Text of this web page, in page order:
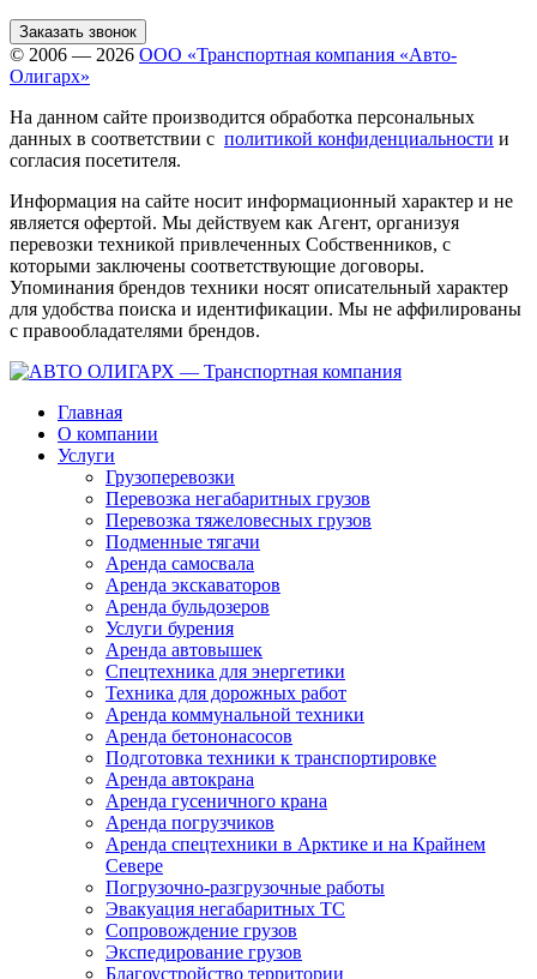
Заказать звонок
© 2006 — 2026 ООО «Транспортная компания «Авто-
Олигарх»
На данном сайте производится обработка персональных
данных в соответствии с политикой конфиденциальности и
согласия посетителя.
Информация на сайте носит информационный характер и не
является офертой. Мы действуем как Агент, организуя
перевозки техникой привлеченных Собственников, с
которыми заключены соответствующие договоры.
Упоминания брендов техники носят описательный характер
для удобства поиска и идентификации. Мы не аффилированы
с правообладателями брендов.
Главная
О компании
Услуги
Грузоперевозки
Перевозка негабаритных грузов
Перевозка тяжеловесных грузов
Подменные тягачи
Аренда самосвала
Аренда экскаваторов
Аренда бульдозеров
Услуги бурения
Аренда автовышек
Спецтехника для энергетики
Техника для дорожных работ
Аренда коммунальной техники
Аренда бетононасосов
Подготовка техники к транспортировке
Аренда автокрана
Аренда гусеничного крана
Аренда погрузчиков
Аренда спецтехники в Арктике и на Крайнем
Севере
Погрузочно-разгрузочные работы
Эвакуация негабаритных ТС
Сопровождение грузов
Экспедирование грузов
Благоустройство территории